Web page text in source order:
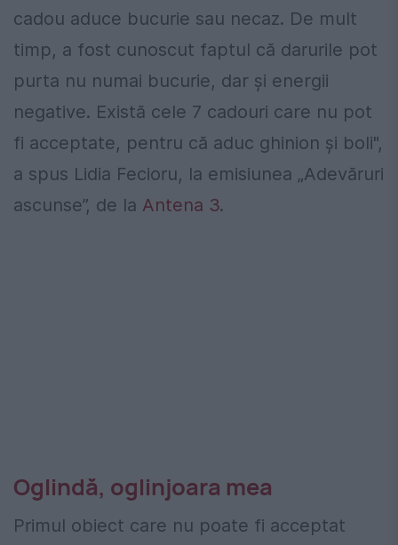
cadou aduce bucurie sau necaz. De mult
timp, a fost cunoscut faptul că darurile pot
purta nu numai bucurie, dar şi energii
negative. Există cele 7 cadouri care nu pot
fi acceptate, pentru că aduc ghinion şi boli",
a spus Lidia Fecioru, la emisiunea „Adevăruri
ascunse”, de la Antena 3.
Oglindă, oglinjoara mea
Primul obiect care nu poate fi acceptat